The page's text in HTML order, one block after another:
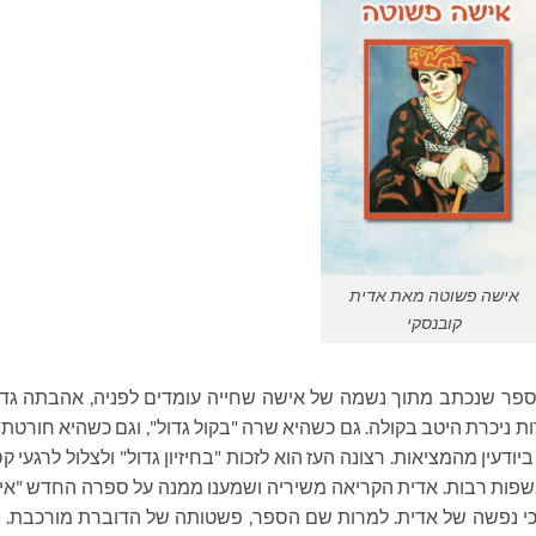
אישה פשוטה מאת אדית
קובנסקי
שנכתב מתוך נשמה של אישה שחייה עומדים לפניה, אהבתה
ניכרת היטב בקולה. גם כשהיא שרה "בקול גדול", וגם כשהיא
מהמציאות. רצונה העז הוא לזכות "בחיזיון גדול" ולצלול לרגעי
עד כה 35 ספרי שירה בשפות רבות. אדית הקריאה משיריה ושמענו ממנה על ספרה החדש
נפשה של אדית. למרות שם הספר, פשטותה של הדוברת מורכבת.